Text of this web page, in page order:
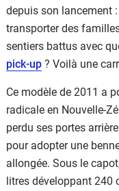
depuis son lancement
transporter des
sentiers battus avec
pick-up ? Voilà une
Ce modèle de 2011 a
radicale en Nouvelle-
perdu ses portes
pour adopter une
allongée. Sous le
litres développant 240